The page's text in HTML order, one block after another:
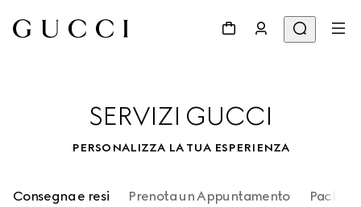
SERVIZI GUCCI
PERSONALIZZA LA TUA ESPERIENZA
Consegna e resi Prenota un Appuntamento